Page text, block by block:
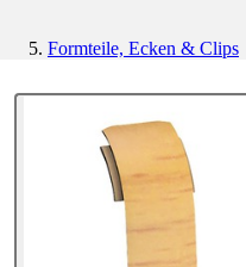
Formteile, Ecken & Clips